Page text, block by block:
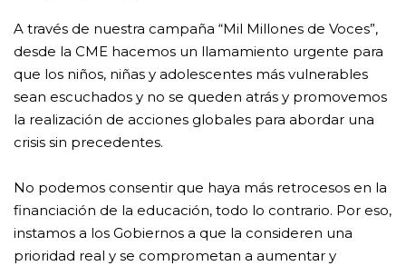
A través de nuestra campaña “Mil Millones de Voces”,
desde la CME hacemos un llamamiento urgente para
que los niños, niñas y adolescentes más vulnerables
sean escuchados y no se queden atrás y promovemos
la realización de acciones globales para abordar una
crisis sin precedentes.
No podemos consentir que haya más retrocesos en la
financiación de la educación, todo lo contrario. Por eso,
instamos a los Gobiernos a que la consideren una
prioridad real y se comprometan a aumentar y